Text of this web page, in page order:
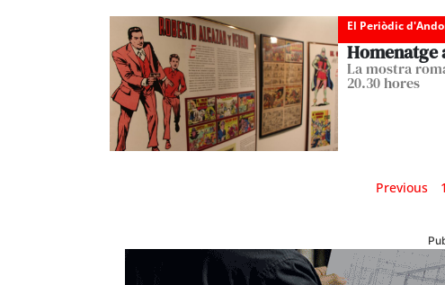
El Periòdic
Homenatge
La mostra
20.30 hores
Previous 1